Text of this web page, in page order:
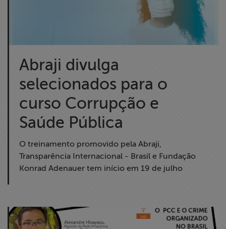
ABRAJI
>> Conteúdo
exclusivo para
associados
Assine a nossa
newsletter
Fale Conosco
Abraji divulga
selecionados para o
curso Corrupção e
Saúde Pública
O treinamento promovido pela Abraji,
Transparência Internacional - Brasil e Fundação
Konrad Adenauer tem início em 19 de julho